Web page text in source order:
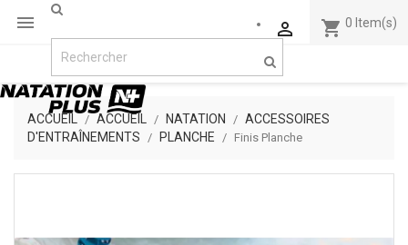
 shopping_cart 0 Item(s)

ACCUEIL ACCUEIL NATATION
ACCESSOIRES
D'ENTRAÎNEMENTS
PLANCHE Finis Planche